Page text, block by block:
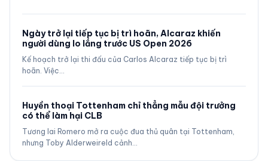
Ngày trở lại tiếp tục bị trì hoãn, Alcaraz khiến
người dùng lo lắng trước US Open 2026
Kế hoạch trở lại thi đấu của Carlos Alcaraz tiếp tục bị trì
hoãn. Việc…
Huyền thoại Tottenham chỉ thẳng mẫu đội trưởng
có thể làm hại CLB
Tương lai Romero mở ra cuộc đua thủ quân tại Tottenham,
nhưng Toby Alderweireld cảnh…